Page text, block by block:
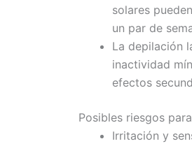
solares
un par de
La depilación
inactividad
efectos
Posibles riesgos
Irritación y